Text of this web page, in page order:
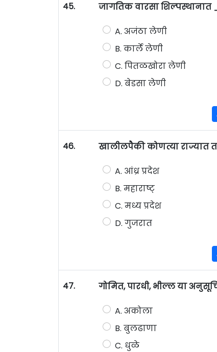
45. जागतिक वारसा
A. अजंठा लेणी
B. कार्ले लेणी
C. पितळखोरा लेणी
D. बेडसा लेणी
46. खालीलपैकी कोणत्या राज्यात
A. आंध्र प्रदेश
B. महाराष्ट्
C. मध्य प्रदेश
D. गुजरात
47. गोमित, पारधी, भील्ल या
A. अकोला
B. बुलढाणा
C. धुळे